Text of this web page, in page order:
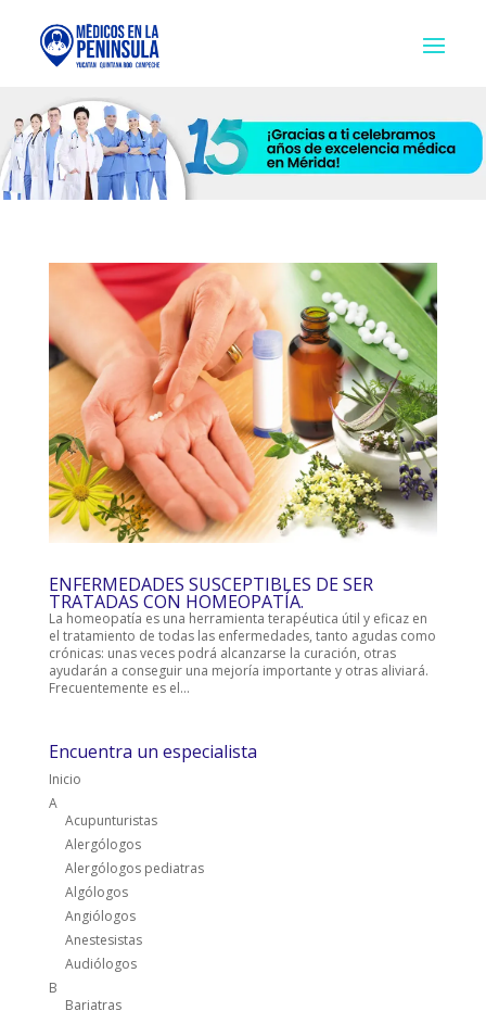
ENFERMEDADES SUSCEPTIBLES DE SER
TRATADAS CON HOMEOPATÍA.
La homeopatía es una herramienta terapéutica útil y eficaz en
el tratamiento de todas las enfermedades, tanto agudas como
crónicas: unas veces podrá alcanzarse la curación, otras
ayudarán a conseguir una mejoría importante y otras aliviará.
Frecuentemente es el...
Encuentra un especialista
Inicio
A
Acupunturistas
Alergólogos
Alergólogos pediatras
Algólogos
Angiólogos
Anestesistas
Audiólogos
B
Bariatras